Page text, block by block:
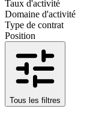
Taux d'activité
Domaine d'activité
Type de contrat
Position
Tous les filtres